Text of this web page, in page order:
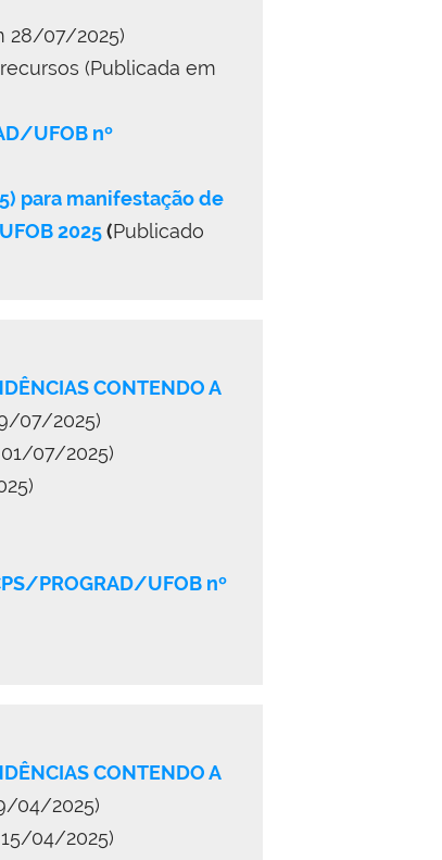
28/07/2025)
(Publicada em
UFOB nº
para manifestação de
2025(Publicado
CONTENDO A
07/2025)
07/2025)
PROGRAD/UFOB nº
CONTENDO A
04/2025)
04/2025)